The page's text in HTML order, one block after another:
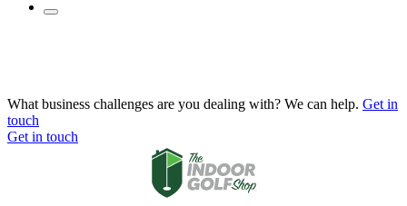
What business challenges are you dealing with? We can help. Get in
touch
Get in touch